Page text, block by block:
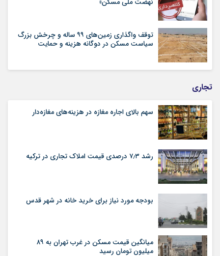
توقف واگذاری زمین‌های ۹۹ ساله و چرخش بزرگ
سیاست مسکن در دوگانه هزینه و حمایت
تجاری
سهم بالای اجاره‌‌ مغازه در هزینه‌‌های مغازه‌‌دار
رشد ۷٫۳ درصدی قیمت‌ املاک تجاری در ترکیه
بودجه مورد نیاز برای خرید خانه در شهر قدس
میانگین قیمت مسکن در غرب تهران به ۸۹
میلیون تومان رسید